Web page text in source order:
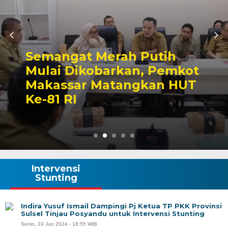
HUT
Ajang Silaturahmi
Sektor,
Sepak Bola Mini
Semarak HUT ke-81
Wajo
Intervensi
Stunting
Indira Yusuf Ismail Dampingi Pj Ketua TP PKK Provinsi
Sulsel Tinjau Posyandu untuk Intervensi Stunting
Senin, 24 Jun 2024 - 18:55 WIB